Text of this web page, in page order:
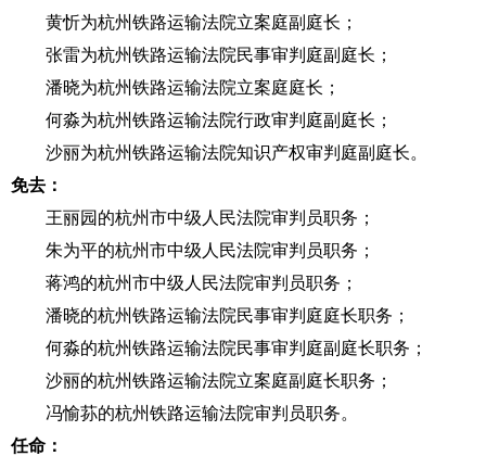
黄忻为杭州铁路运输法院立案庭副庭长；
张雷为杭州铁路运输法院民事审判庭副庭长；
潘晓为杭州铁路运输法院立案庭庭长；
何淼为杭州铁路运输法院行政审判庭副庭长；
沙丽为杭州铁路运输法院知识产权审判庭副庭长。
免去：
王丽园的杭州市中级人民法院审判员职务；
朱为平的杭州市中级人民法院审判员职务；
蒋鸿的杭州市中级人民法院审判员职务；
潘晓的杭州铁路运输法院民事审判庭庭长职务；
何淼的杭州铁路运输法院民事审判庭副庭长职务；
沙丽的杭州铁路运输法院立案庭副庭长职务；
冯愉荪的杭州铁路运输法院审判员职务。
任命：